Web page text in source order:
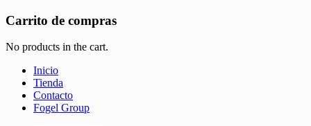
Carrito de compras
No products in the cart.
Inicio
Tienda
Contacto
Fogel Group